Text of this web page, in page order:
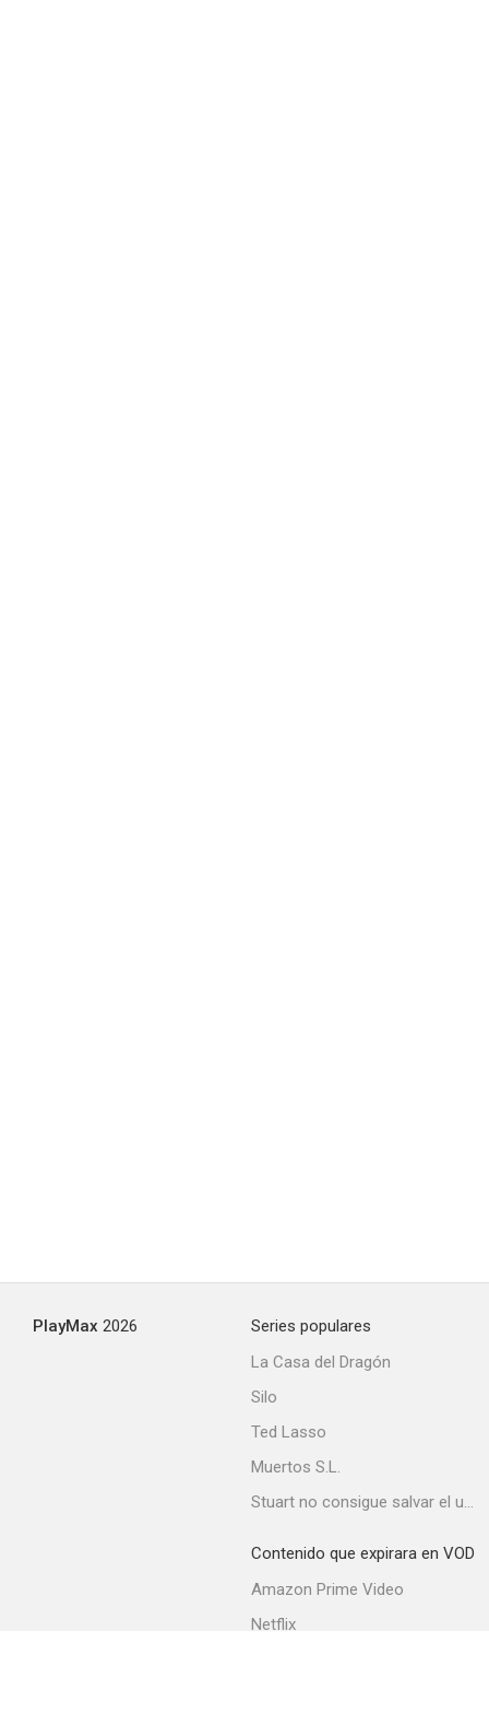
PlayMax 2026
Series populares
La Casa del Dragón
Silo
Ted Lasso
Muertos S.L.
Stuart no consigue salvar el universo
Contenido que expirara en VOD
Amazon Prime Video
Netflix